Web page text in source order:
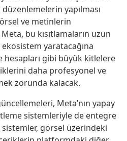
düzenlemelerin yapılması
ve metinlerin
bu kısıtlamaların uzun
yaratacağına
hesapları gibi büyük kitlelere
daha profesyonel ve
zorunda kalacak.
Meta’nın yapay
sistemleriyle de entegre
sistemler, görsel üzerindeki